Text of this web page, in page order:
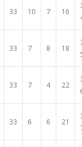
33 10 7 16
33 7 8 18
33 7 4 22
33 6 6 21